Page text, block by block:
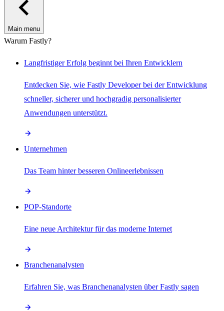
Main menu
Warum Fastly?
Langfristiger Erfolg beginnt bei Ihren Entwicklern
Entdecken Sie, wie Fastly Developer bei der Entwicklung
schneller, sicherer und hochgradig personalisierter
Anwendungen unterstützt.
Unternehmen
Das Team hinter besseren Onlineerlebnissen
POP-Standorte
Eine neue Architektur für das moderne Internet
Branchenanalysten
Erfahren Sie, was Branchenanalysten über Fastly sagen